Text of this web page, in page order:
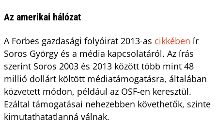
Az amerikai hálózat
A Forbes gazdasági folyóirat 2013-as cikkében ír
Soros György és a média kapcsolatáról. Az írás
szerint Soros 2003 és 2013 között több mint 48
millió dollárt költött médiatámogatásra, általában
közvetett módon, például az OSF-en keresztül.
Ezáltal támogatásai nehezebben követhetők, szinte
kimutathatatlanná válnak.